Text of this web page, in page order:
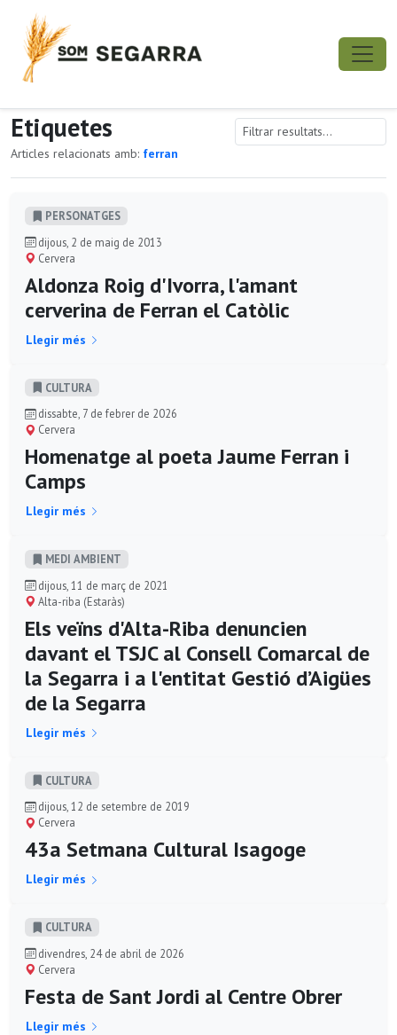
Etiquetes
Articles relacionats amb: ferran
PERSONATGES
dijous, 2 de maig de 2013
Cervera
Aldonza Roig d'Ivorra, l'amant
cerverina de Ferran el Catòlic
Llegir més
CULTURA
dissabte, 7 de febrer de 2026
Cervera
Homenatge al poeta Jaume Ferran i
Camps
Llegir més
MEDI AMBIENT
dijous, 11 de març de 2021
Alta-riba (Estaràs)
Els veïns d'Alta-Riba denuncien
davant el TSJC al Consell Comarcal de
la Segarra i a l'entitat Gestió d’Aigües
de la Segarra
Llegir més
CULTURA
dijous, 12 de setembre de 2019
Cervera
43a Setmana Cultural Isagoge
Llegir més
CULTURA
divendres, 24 de abril de 2026
Cervera
Festa de Sant Jordi al Centre Obrer
Llegir més